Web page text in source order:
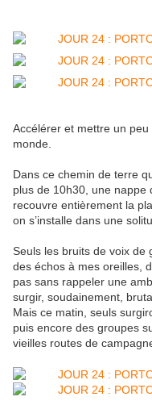
Accélérer et mettre un
monde.
Dans ce chemin de terre
plus de 10h30, une nappe
recouvre entièrement la
on s’installe dans une
Seuls les bruits de voix de
des échos à mes oreilles,
pas sans rappeler une
surgir, soudainement,
Mais ce matin, seuls
puis encore des groupes
vieilles routes de